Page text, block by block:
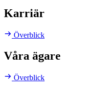
Karriär
Överblick
Våra ägare
Överblick